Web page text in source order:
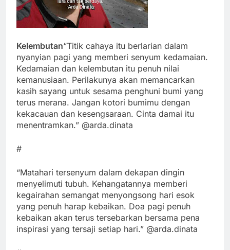
Kelembutan“Titik cahaya itu berlarian dalam
nyanyian pagi yang memberi senyum kedamaian.
Kedamaian dan kelembutan itu penuh nilai
kemanusiaan. Perilakunya akan memancarkan
kasih sayang untuk sesama penghuni bumi yang
terus merana. Jangan kotori bumimu dengan
kekacauan dan kesengsaraan. Cinta damai itu
menentramkan.” @arda.dinata
#
“Matahari tersenyum dalam dekapan dingin
menyelimuti tubuh. Kehangatannya memberi
kegairahan semangat menyongsong hari esok
yang penuh harap kebaikan. Doa pagi penuh
kebaikan akan terus tersebarkan bersama pena
inspirasi yang tersaji setiap hari.” @arda.dinata